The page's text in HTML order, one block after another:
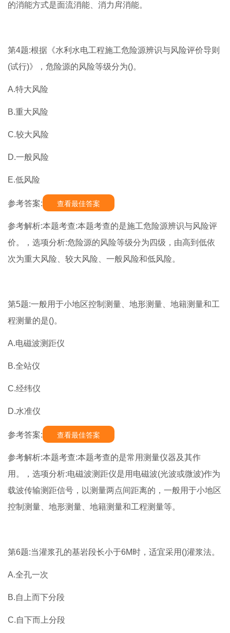
的消能方式是面流消能、消力戽消能。
第4题:根据《水利水电工程施工危险源辨识与风险评价导则
(试行)》，危险源的风险等级分为()。
A.特大风险
B.重大风险
C.较大风险
D.一般风险
E.低风险
参考答案: 查看最佳答案
参考解析:本题考查:本题考查的是施工危险源辨识与风险评
价。，选项分析:危险源的风险等级分为四级，由高到低依
次为重大风险、较大风险、一般风险和低风险。
第5题:一般用于小地区控制测量、地形测量、地籍测量和工
程测量的是()。
A.电磁波测距仪
B.全站仪
C.经纬仪
D.水准仪
参考答案: 查看最佳答案
参考解析:本题考查:本题考查的是常用测量仪器及其作
用。，选项分析:电磁波测距仪是用电磁波(光波或微波)作为
载波传输测距信号，以测量两点间距离的，一般用于小地区
控制测量、地形测量、地籍测量和工程测量等。
第6题:当灌浆孔的基岩段长小于6M时，适宜采用()灌浆法。
A.全孔一次
B.自上而下分段
C.自下而上分段